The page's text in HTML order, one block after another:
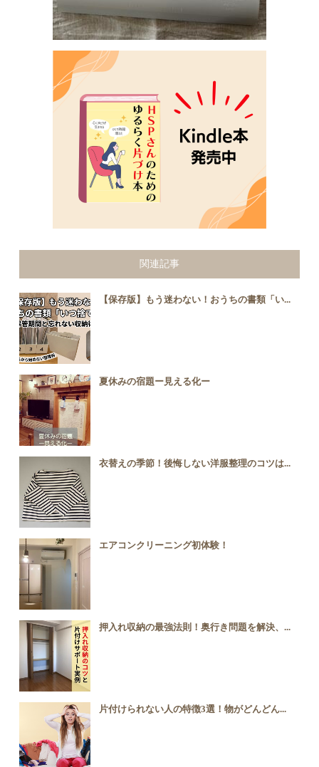
関連記事
【保存版】もう迷わない！おうちの書類「い...
夏休みの宿題ー見える化ー
衣替えの季節！後悔しない洋服整理のコツは...
エアコンクリーニング初体験！
押入れ収納の最強法則！奥行き問題を解決、...
片付けられない人の特徴3選！物がどんどん...